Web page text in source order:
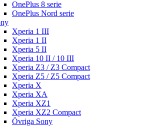
OnePlus 8 serie
OnePlus Nord serie
Xperia 1 III
Xperia 1 II
Xperia 5 II
Xperia 10 II / 10 III
Xperia Z3 / Z3 Compact
Xperia Z5 / Z5 Compact
Xperia X
Xperia XA
Xperia XZ1
Xperia XZ2 Compact
Övriga Sony